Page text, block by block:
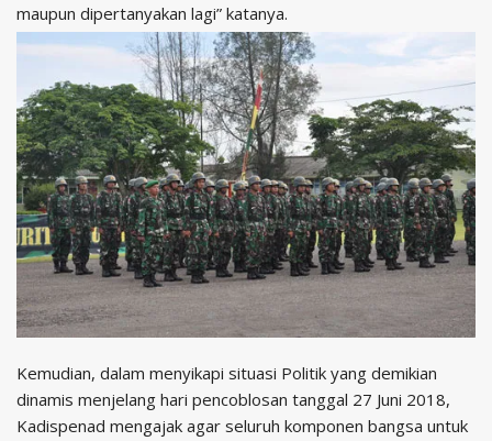
maupun dipertanyakan lagi” katanya.
Kemudian, dalam menyikapi situasi Politik yang demikian
dinamis menjelang hari pencoblosan tanggal 27 Juni 2018,
Kadispenad mengajak agar seluruh komponen bangsa untuk